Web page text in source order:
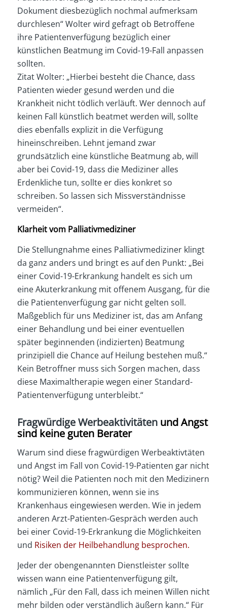
Dokument diesbezüglich nochmal aufmerksam
durchlesen“ Wolter wird gefragt ob Betroffene
ihre Patientenverfügung bezüglich einer
künstlichen Beatmung im Covid-19-Fall anpassen
sollten.
Zitat Wolter: „Hierbei besteht die Chance, dass
Patienten wieder gesund werden und die
Krankheit nicht tödlich verläuft. Wer dennoch auf
keinen Fall künstlich beatmet werden will, sollte
dies ebenfalls explizit in die Verfügung
hineinschreiben. Lehnt jemand zwar
grundsätzlich eine künstliche Beatmung ab, will
aber bei Covid-19, dass die Mediziner alles
Erdenkliche tun, sollte er dies konkret so
schreiben. So lassen sich Missverständnisse
vermeiden“.
Klarheit vom Palliativmediziner
Die Stellungnahme eines Palliativmediziner klingt
da ganz anders und bringt es auf den Punkt: „Bei
einer Covid-19-Erkrankung handelt es sich um
eine Akuterkrankung mit offenem Ausgang, für die
die Patientenverfügung gar nicht gelten soll.
Maßgeblich für uns Mediziner ist, das am Anfang
einer Behandlung und bei einer eventuellen
später beginnenden (indizierten) Beatmung
prinzipiell die Chance auf Heilung bestehen muß.“
Kein Betroffner muss sich Sorgen machen, dass
diese Maximaltherapie wegen einer Standard-
Patientenverfügung unterbleibt.“
Fragwürdige Werbeaktivitäten und Angst
sind keine guten Berater
Warum sind diese fragwürdigen Werbeaktivtäten
und Angst im Fall von Covid-19-Patienten gar nicht
nötig? Weil die Patienten noch mit den Medizinern
kommunizieren können, wenn sie ins
Krankenhaus eingewiesen werden. Wie in jedem
anderen Arzt-Patienten-Gespräch werden auch
bei einer Covid-19-Erkrankung die Möglichkeiten
und Risiken der Heilbehandlung besprochen.
Jeder der obengenannten Dienstleister sollte
wissen wann eine Patientenverfügung gilt,
nämlich „Für den Fall, dass ich meinen Willen nicht
mehr bilden oder verständlich äußern kann.“ Für